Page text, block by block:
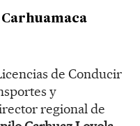
de Conducir
y
regional de